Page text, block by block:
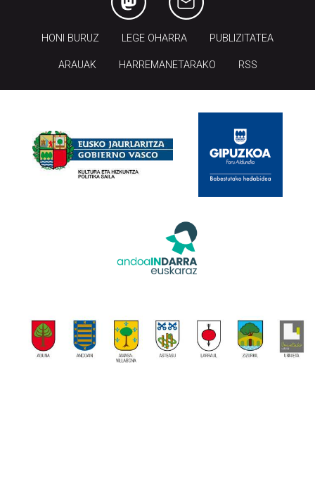
HONI BURUZ LEGE OHARRA PUBLIZITATEA
ARAUAK HARREMANETARAKO RSS